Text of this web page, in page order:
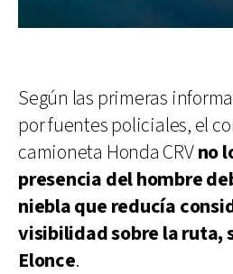
Según las primeras
por fuentes policiales, el
camioneta Honda CRVno
presencia del hombre
niebla que reducía
visibilidad sobre la ruta,
Elonce.